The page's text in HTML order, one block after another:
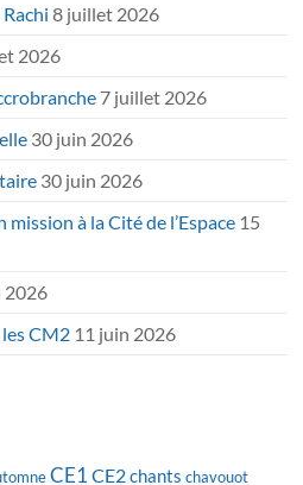
8 juillet 2026
2026
7 juillet 2026
30 juin 2026
30 juin 2026
à la Cité de l’Espace 15
2026
CM2 11 juin 2026
CE1 CE2chants chavouot